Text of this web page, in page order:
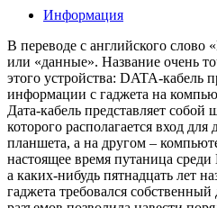
Информация
В переводе с английского слово
или «данные». Название очень
этого устройства: DATA-кабель
информации с гаджета на
Дата-кабель представляет
которого располагается вход
планшета, а на другом –
настоящее время путаница
а каких-нибудь пятнадцать лет
гаджета требовался